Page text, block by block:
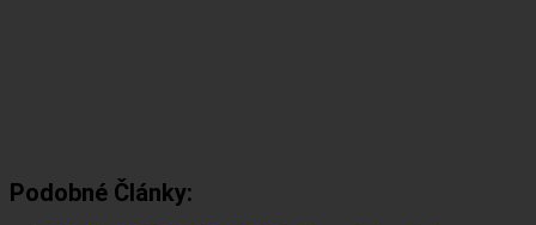
Podobné Články: